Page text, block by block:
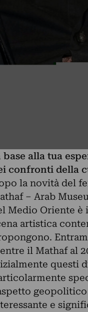
base alla tua
confronti della
la novità del
– Arab
Medio Oriente è
artistica
il Mathaf al
questi
e